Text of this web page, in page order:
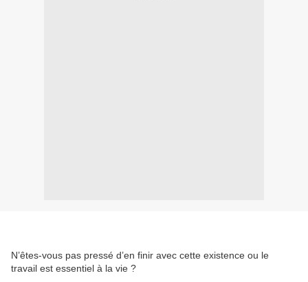
N’êtes-vous pas pressé d’en finir avec cette existence ou le
travail est essentiel à la vie ?